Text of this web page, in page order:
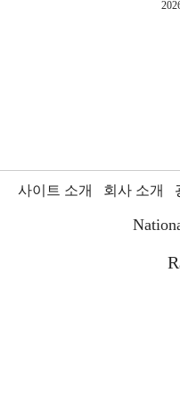
사이트 소개 회사 소개